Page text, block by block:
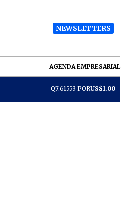
NEWSLETTERS
AGENDA EMPRESARIAL
Q7.61553 PORUS$1.00